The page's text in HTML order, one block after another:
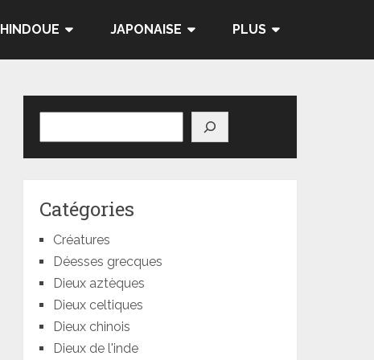
HINDOUE JAPONAISE PLUS
Catégories
Créatures
Déesses grecques
Dieux aztèques
Dieux celtiques
Dieux chinois
Dieux de l'inde